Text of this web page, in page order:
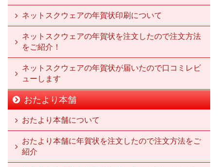
ネットスクウェアの年賀状印刷について
ネットスクウェアの年賀状を注文したので注文方法
をご紹介！
ネットスクウェアの年賀状が届いたので口コミレビ
ューします
おたより本舗
おたより本舗について
おたより本舗に年賀状を注文したので注文方法をご
紹介